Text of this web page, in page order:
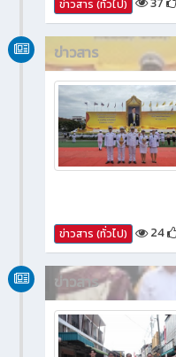
ข่าวสาร (ทั่วไป) 37
ข่าวสาร
ข่าวสาร (ทั่วไป) 24